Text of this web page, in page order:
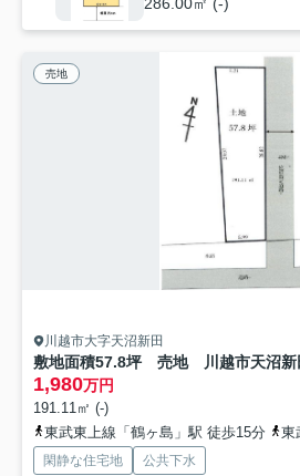
286.00㎡ (-)
売地
川越市大字天沼新田
敷地面積57.8坪 売地 川越市天沼新
1,980万円
191.11㎡ (-)
東武東上線「鶴ヶ島」駅 徒歩15分
東
閑静な住宅地 公共下水